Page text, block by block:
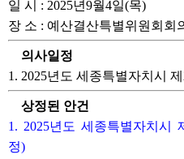
관련회의록
일 시 : 2025년9월4일(목)
장 소 : 예산결산특별위원회회
의사일정
1. 2025년도 세종특별자치시
상정된 안건
1. 2025년도 세종특별자치시
정)